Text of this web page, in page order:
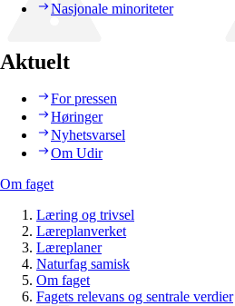
Nasjonale minoriteter
Aktuelt
For pressen
Høringer
Nyhetsvarsel
Om Udir
Om faget
Læring og trivsel
Læreplanverket
Læreplaner
Naturfag samisk
Om faget
Fagets relevans og sentrale verdier